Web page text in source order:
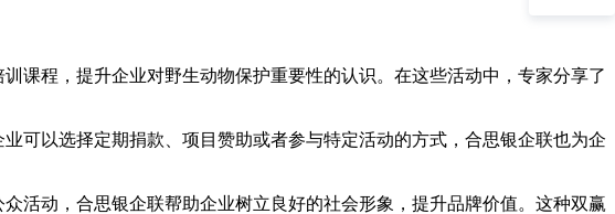
课程，提升企业对野生动物保护重要性的认识。在这些活动中，专家分享了
可以选择定期捐款、项目赞助或者参与特定活动的方式，合思银企联也为企
活动，合思银企联帮助企业树立良好的社会形象，提升品牌价值。这种双赢